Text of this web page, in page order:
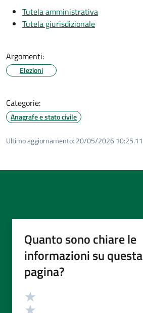
Tutela amministrativa
Tutela giurisdizionale
Argomenti:
Elezioni
Categorie:
Anagrafe e stato civile
Ultimo aggiornamento: 20/05/2026 10:25.11
Quanto sono chiare le
informazioni su questa
pagina?
Valutazione